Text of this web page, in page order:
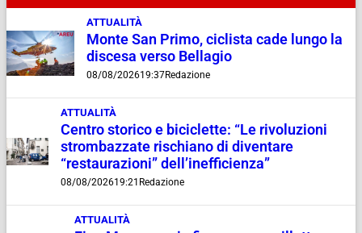
ATTUALITÀ
Monte San Primo, ciclista cade lungo la
discesa verso Bellagio
08/08/202619:37Redazione
ATTUALITÀ
Centro storico e biciclette: “Le rivoluzioni
strombazzate rischiano di diventare
“restaurazioni” dell’inefficienza”
08/08/202619:21 Redazione
ATTUALITÀ